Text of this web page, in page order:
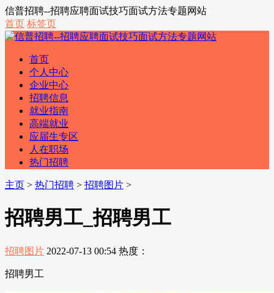
信普招聘--招聘应聘面试技巧面试方法专题网站
首页 标签页
首页
个人中心
企业中心
招聘信息
就业指南
高端就业
应届生专区
人在职场
热门招聘
主页 > 热门招聘 > 招聘图片 >
招聘男工_招聘男工
招聘图片 2022-07-13 00:54 热度：
招聘男工